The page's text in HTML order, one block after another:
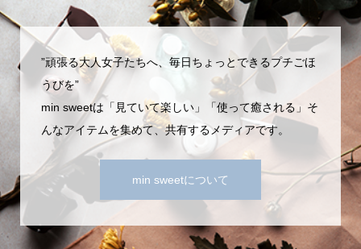
”頑張る大人女子たちへ、毎日ちょっとできるプチごほ
うびを”
min sweetは「見ていて楽しい」「使って癒される」そ
んなアイテムを集めて、共有するメディアです。
min sweetについて